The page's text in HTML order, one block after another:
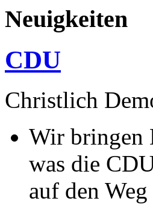
Neuigkeiten
CDU
Christlich
Wir bringen
was die
auf den